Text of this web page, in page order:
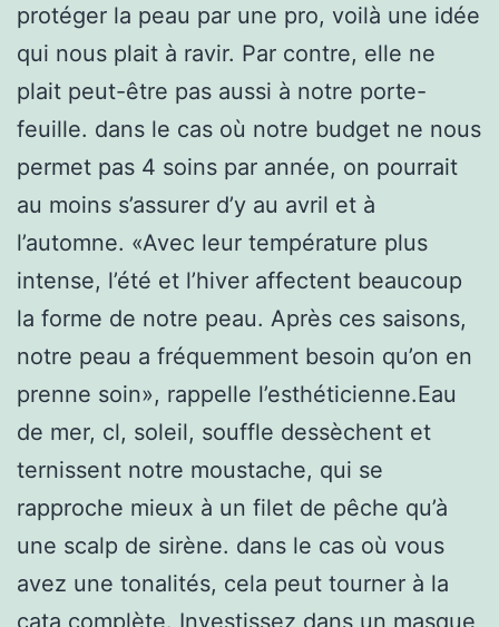
protéger la peau par une pro, voilà une idée
qui nous plait à ravir. Par contre, elle ne
plait peut-être pas aussi à notre porte-
feuille. dans le cas où notre budget ne nous
permet pas 4 soins par année, on pourrait
au moins s’assurer d’y au avril et à
l’automne. «Avec leur température plus
intense, l’été et l’hiver affectent beaucoup
la forme de notre peau. Après ces saisons,
notre peau a fréquemment besoin qu’on en
prenne soin», rappelle l’esthéticienne.Eau
de mer, cl, soleil, souffle dessèchent et
ternissent notre moustache, qui se
rapproche mieux à un filet de pêche qu’à
une scalp de sirène. dans le cas où vous
avez une tonalités, cela peut tourner à la
cata complète. Investissez dans un masque